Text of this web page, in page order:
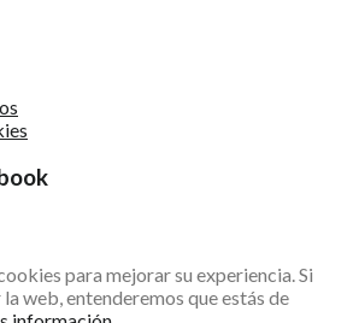
para mejorar su experiencia. Si
web, entenderemos que estás de